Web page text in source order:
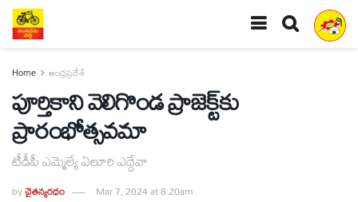
Home ఆంధ్రప్రదేశ్
పూర్తికాని వెలిగొండ ప్రాజెక్ట్‌కు
ప్రారంభోత్సవమా
టీడీపీ ఎమ్మెల్యే ఏలూరి ఎద్దేవా
byచైతన్యరధం Mar 7, 2024 at 8:20am